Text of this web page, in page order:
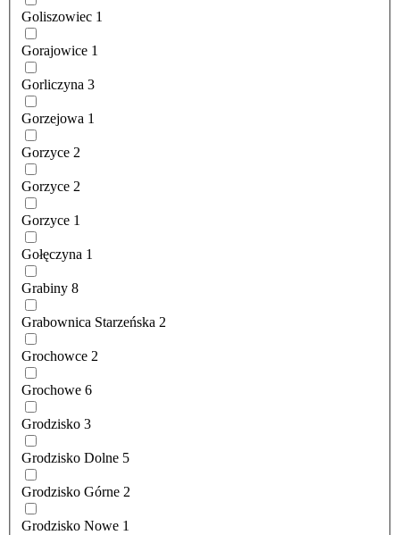
Goliszowiec 1
Gorajowice 1
Gorliczyna 3
Gorzejowa 1
Gorzyce 2
Gorzyce 2
Gorzyce 1
Gołęczyna 1
Grabiny 8
Grabownica Starzeńska 2
Grochowce 2
Grochowe 6
Grodzisko 3
Grodzisko Dolne 5
Grodzisko Górne 2
Grodzisko Nowe 1